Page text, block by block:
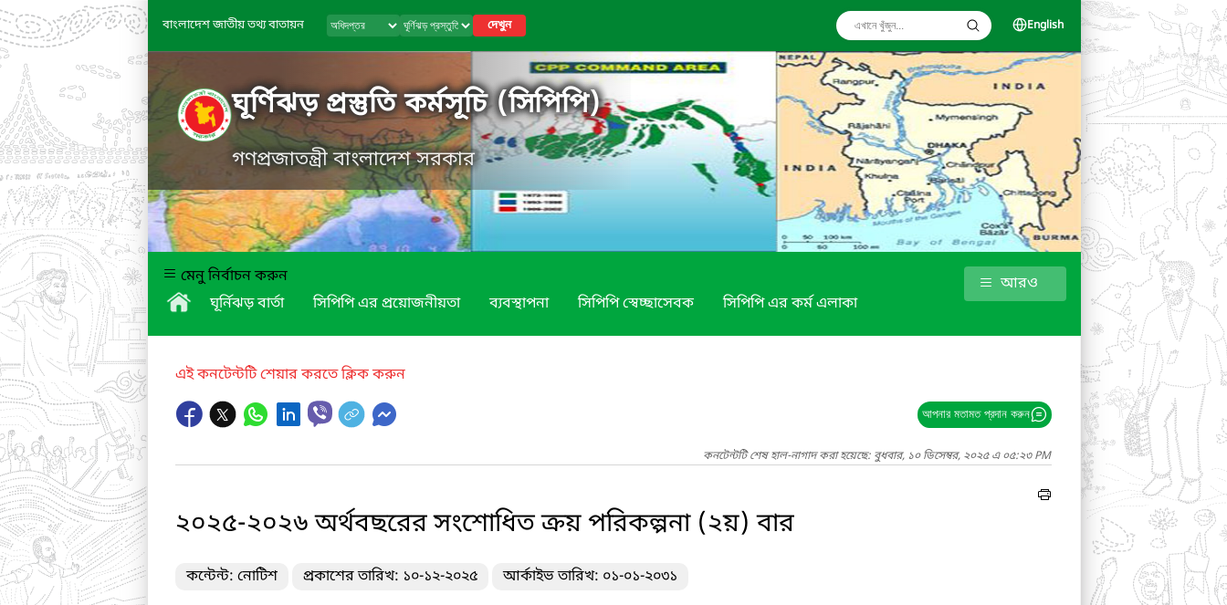
বাংলাদেশ জাতীয় তথ্য বাতায়ন দেখুন English
ঘূর্ণিঝড় প্রস্তুতি কর্মসূচি (সিপিপি)
গণপ্রজাতন্ত্রী বাংলাদেশ সরকার
মেনু নির্বাচন করুন
ঘূর্নিঝড় বার্তা
সিপিপি এর প্রয়োজনীয়তা ব্যবস্থাপনা সিপিপি স্বেচ্ছাসেবক সিপিপি এর কর্ম এলাকা
আরও
এই কনটেন্টটি শেয়ার করতে ক্লিক করুন
আপনার মতামত প্রদান করুন
কনটেন্টটি শেষ হাল-নাগাদ করা হয়েছে: বুধবার, ১০ ডিসেম্বর, ২০২৫ এ ০৫:২৩ PM
২০২৫-২০২৬ অর্থবছরের সংশোধিত ক্রয় পরিকল্পনা (২য়) বার
কন্টেন্ট: নোটিশ প্রকাশের তারিখ: ১০-১২-২০২৫ আর্কাইভ তারিখ: ০১-০১-২০৩১